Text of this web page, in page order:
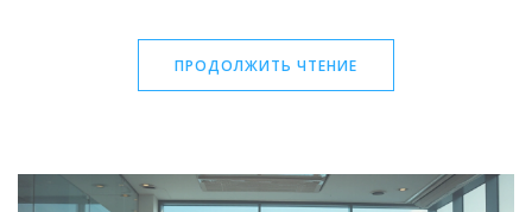
ПРОДОЛЖИТЬ ЧТЕНИЕ